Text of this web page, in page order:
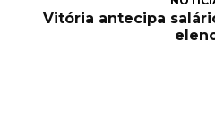
Vitória antecipa